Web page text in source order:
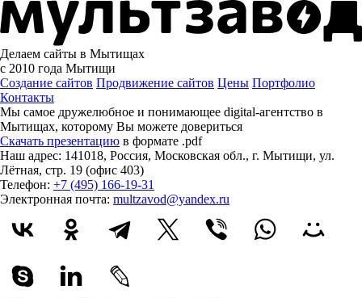
Делаем сайты в Мытищах
с 2010 года Мытищи
Создание сайтов Продвижение сайтов Цены Портфолио
Контакты
Мы самое дружелюбное и понимающее digital-агентство в
Мытищах, которому Вы можете довериться
Скачать презентацию в формате .pdf
Наш адрес: 141018, Россия, Московская обл., г. Мытищи, ул.
Лётная, стр. 19 (офис 403)
Телефон: +7 (495) 166-19-31
Электронная почта: multzavod@yandex.ru